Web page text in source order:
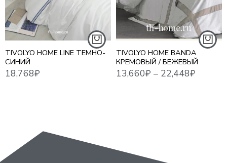
TIVOLYO HOME LINE ТЕМНО-
СИНИЙ
ЕВРО
TIVOLYO HOME BANDA
КРЕМОВЫЙ / БЕЖЕВЫЙ
ЕВРО MAXI
СЕМЕЙНЫЙ